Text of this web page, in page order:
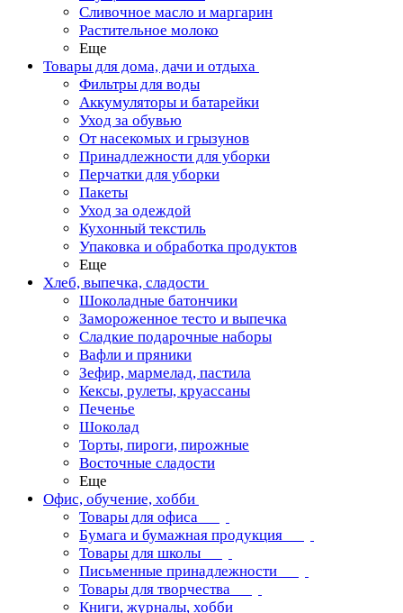
Сливочное масло и маргарин
Растительное молоко
Еще
Товары для дома, дачи и отдыха
Фильтры для воды
Аккумуляторы и батарейки
Уход за обувью
От насекомых и грызунов
Принадлежности для уборки
Перчатки для уборки
Пакеты
Уход за одеждой
Кухонный текстиль
Упаковка и обработка продуктов
Еще
Хлеб, выпечка, сладости
Шоколадные батончики
Замороженное тесто и выпечка
Сладкие подарочные наборы
Вафли и пряники
Зефир, мармелад, пастила
Кексы, рулеты, круассаны
Печенье
Шоколад
Торты, пироги, пирожные
Восточные сладости
Еще
Офис, обучение, хобби
Товары для офиса
Бумага и бумажная продукция
Товары для школы
Письменные принадлежности
Товары для творчества
Книги, журналы, хобби